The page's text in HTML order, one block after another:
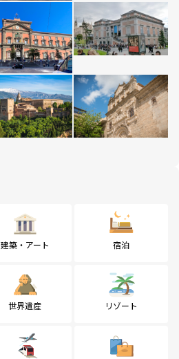
建築・アート 宿泊
世界遺産 リゾート